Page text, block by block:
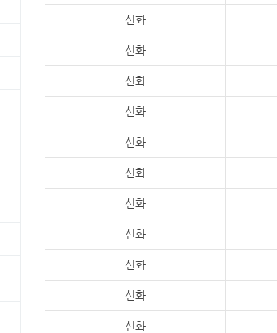
신화
신화
신화
신화
신화
신화
신화
신화
신화
신화
신화